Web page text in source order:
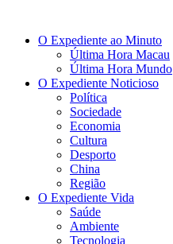
O Expediente ao Minuto
Última Hora Macau
Última Hora Mundo
O Expediente Noticioso
Política
Sociedade
Economia
Cultura
Desporto
China
Região
O Expediente Vida
Saúde
Ambiente
Tecnologia